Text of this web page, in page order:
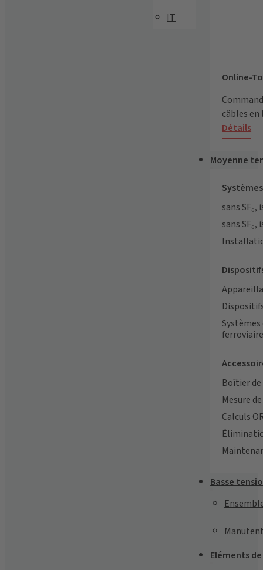
IT
Online-
câbles en
Détails
Moyenne
sans SF₆,
sans
Boîtier
Mesure
Calculs
Basse
Eléments